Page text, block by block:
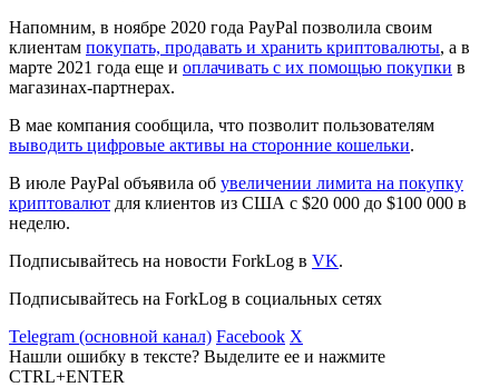
Напомним, в ноябре 2020 года PayPal позволила своим
клиентам покупать, продавать и хранить криптовалюты, а в
марте 2021 года еще и оплачивать с их помощью покупки в
магазинах-партнерах.
В мае компания сообщила, что позволит пользователям
выводить цифровые активы на сторонние кошельки.
В июле PayPal объявила об увеличении лимита на покупку
криптовалют для клиентов из США с $20 000 до $100 000 в
неделю.
Подписывайтесь на новости ForkLog в VK.
Подписывайтесь на ForkLog в социальных сетях
Telegram (основной канал) Facebook X
Нашли ошибку в тексте? Выделите ее и нажмите
CTRL+ENTER